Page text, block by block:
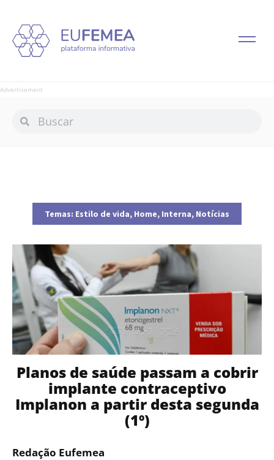
Advertisement
Temas: Estilo de vida, Home, Interna, Notícias
Planos de saúde passam a cobrir
implante contraceptivo
Implanon a partir desta segunda
(1º)
Redação Eufemea